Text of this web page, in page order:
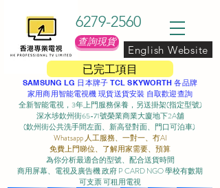
已完工項目
6279-2560
查詢現貨
English Website
SAMSUNG LG 日本牌子 TCL SKYWORTH 各品牌
家用商用智能電視機 現貨送貨安裝 自取歡迎查詢
全新智能電視，3年上門服務保養，另送掛架(指定型號)
深水埗欽州街65-71號榮業商業大廈地下2A舖
(欽州街公共洗手間左面、新高登對面、門口可泊車) ​
Whatsapp 人工服務、一對一、冇AI
免費上門睇位、了解用家需要、預算
為你分析最適合的型號、配合送貨時間
商用屏幕、電視及廣告機 政府 P CARD NGO 學校有數期
可支票 可租用電視